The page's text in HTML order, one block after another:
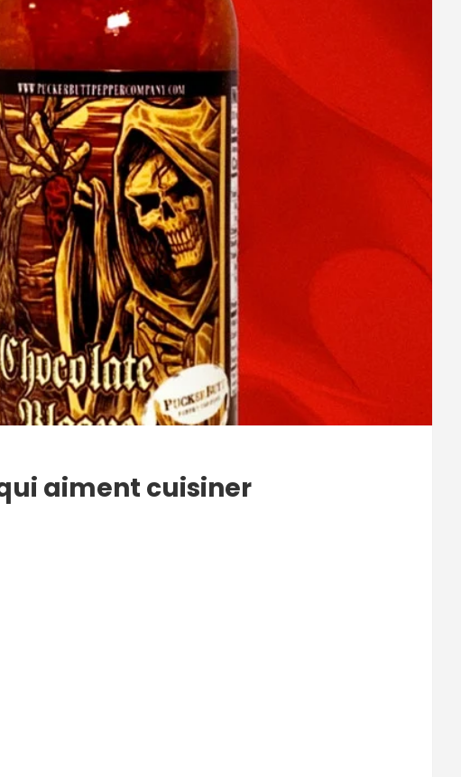
aiment cuisiner